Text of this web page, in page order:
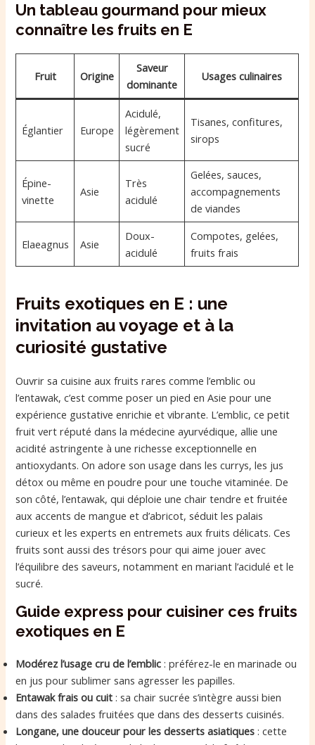
Un tableau gourmand pour mieux
connaître les fruits en E
Fruit Origine
Saveur
dominante
Usages culinaires
Églantier Europe
Acidulé,
légèrement
sucré
Tisanes, confitures,
sirops
Épine-
vinette
Asie
Très
acidulé
Gelées, sauces,
accompagnements
de viandes
Elaeagnus Asie
Doux-
acidulé
Compotes, gelées,
fruits frais
Fruits exotiques en E : une
invitation au voyage et à la
curiosité gustative
Ouvrir sa cuisine aux fruits rares comme l’emblic ou
l’entawak, c’est comme poser un pied en Asie pour une
expérience gustative enrichie et vibrante. L’emblic, ce petit
fruit vert réputé dans la médecine ayurvédique, allie une
acidité astringente à une richesse exceptionnelle en
antioxydants. On adore son usage dans les currys, les jus
détox ou même en poudre pour une touche vitaminée. De
son côté, l’entawak, qui déploie une chair tendre et fruitée
aux accents de mangue et d’abricot, séduit les palais
curieux et les experts en entremets aux fruits délicats. Ces
fruits sont aussi des trésors pour qui aime jouer avec
l’équilibre des saveurs, notamment en mariant l’acidulé et le
sucré.
Guide express pour cuisiner ces fruits
exotiques en E
Modérez l’usage cru de l’emblic : préférez-le en marinade ou
en jus pour sublimer sans agresser les papilles.
Entawak frais ou cuit : sa chair sucrée s’intègre aussi bien
dans des salades fruitées que dans des desserts cuisinés.
Longane, une douceur pour les desserts asiatiques : cette